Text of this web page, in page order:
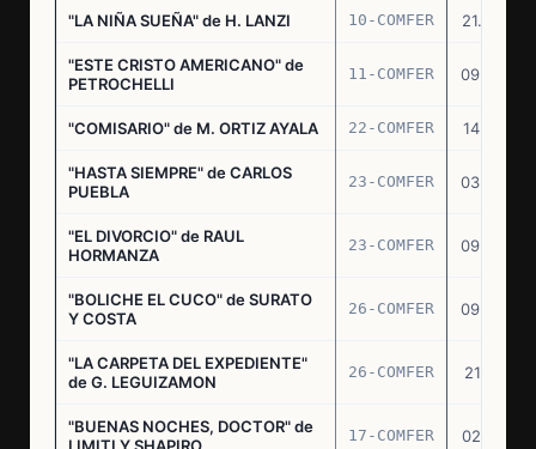
"LA NIÑA SUEÑA" de H. LANZI 10-COMFER 21.03.75
"ESTE CRISTO AMERICANO" de
PETROCHELLI
11-COMFER 09.04.75
"COMISARIO" de M. ORTIZ AYALA 22-COMFER 14.07.75
"HASTA SIEMPRE" de CARLOS
PUEBLA
23-COMFER 03.09.75
"EL DIVORCIO" de RAUL
HORMANZA
23-COMFER 09.09.75
"BOLICHE EL CUCO" de SURATO
Y COSTA
26-COMFER 09.09.75
"LA CARPETA DEL EXPEDIENTE"
de G. LEGUIZAMON
26-COMFER 21.10.75
"BUENAS NOCHES, DOCTOR" de
17-COMFER 02.01.76